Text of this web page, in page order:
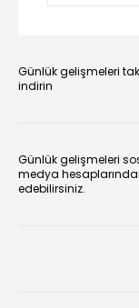
Günlük gelişmeleri
indirin
Günlük gelişmeleri
medya
edebilirsiniz.